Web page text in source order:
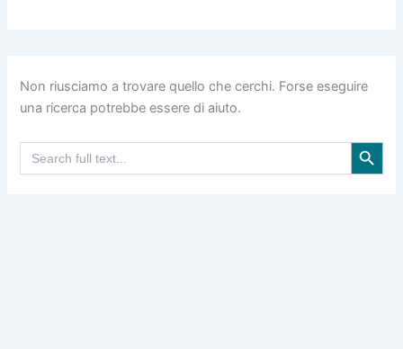
Non riusciamo a trovare quello che cerchi. Forse eseguire
una ricerca potrebbe essere di aiuto.
Search
for:
Search Button